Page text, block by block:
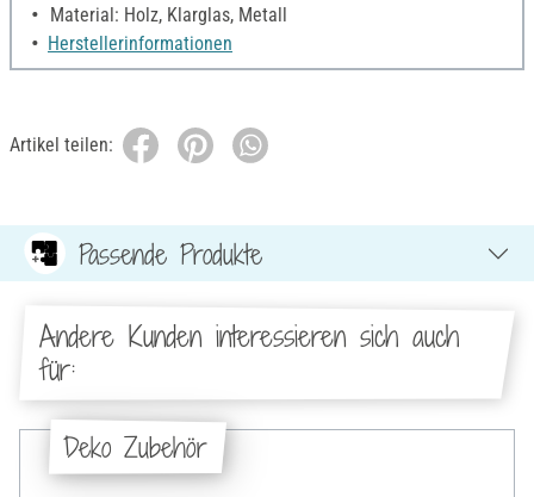
Material: Holz, Klarglas, Metall
Herstellerinformationen
Artikel teilen:
Passende Produkte
Andere Kunden interessieren sich auch
für:
Deko Zubehör